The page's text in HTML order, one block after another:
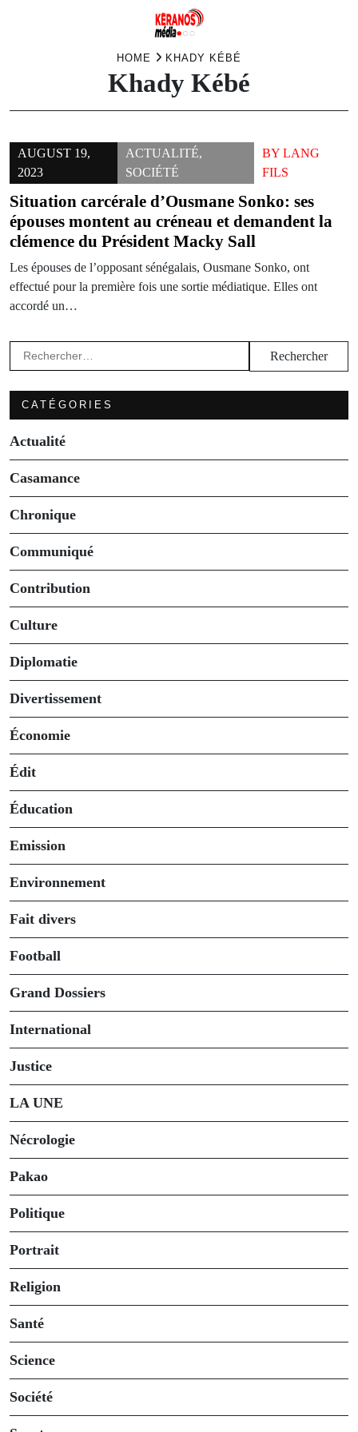
HOME KHADY KÉBÉ
Khady Kébé
AUGUST 19,
2023
ACTUALITÉ,
SOCIÉTÉ
BY LANG
FILS
Situation carcérale d’Ousmane Sonko: ses
épouses montent au créneau et demandent la
clémence du Président Macky Sall
Les épouses de l’opposant sénégalais, Ousmane Sonko, ont
effectué pour la première fois une sortie médiatique. Elles ont
accordé un…
Rechercher :
CATÉGORIES
Actualité
Casamance
Chronique
Communiqué
Contribution
Culture
Diplomatie
Divertissement
Économie
Édit
Éducation
Emission
Environnement
Fait divers
Football
Grand Dossiers
International
Justice
LA UNE
Nécrologie
Pakao
Politique
Portrait
Religion
Santé
Science
Société